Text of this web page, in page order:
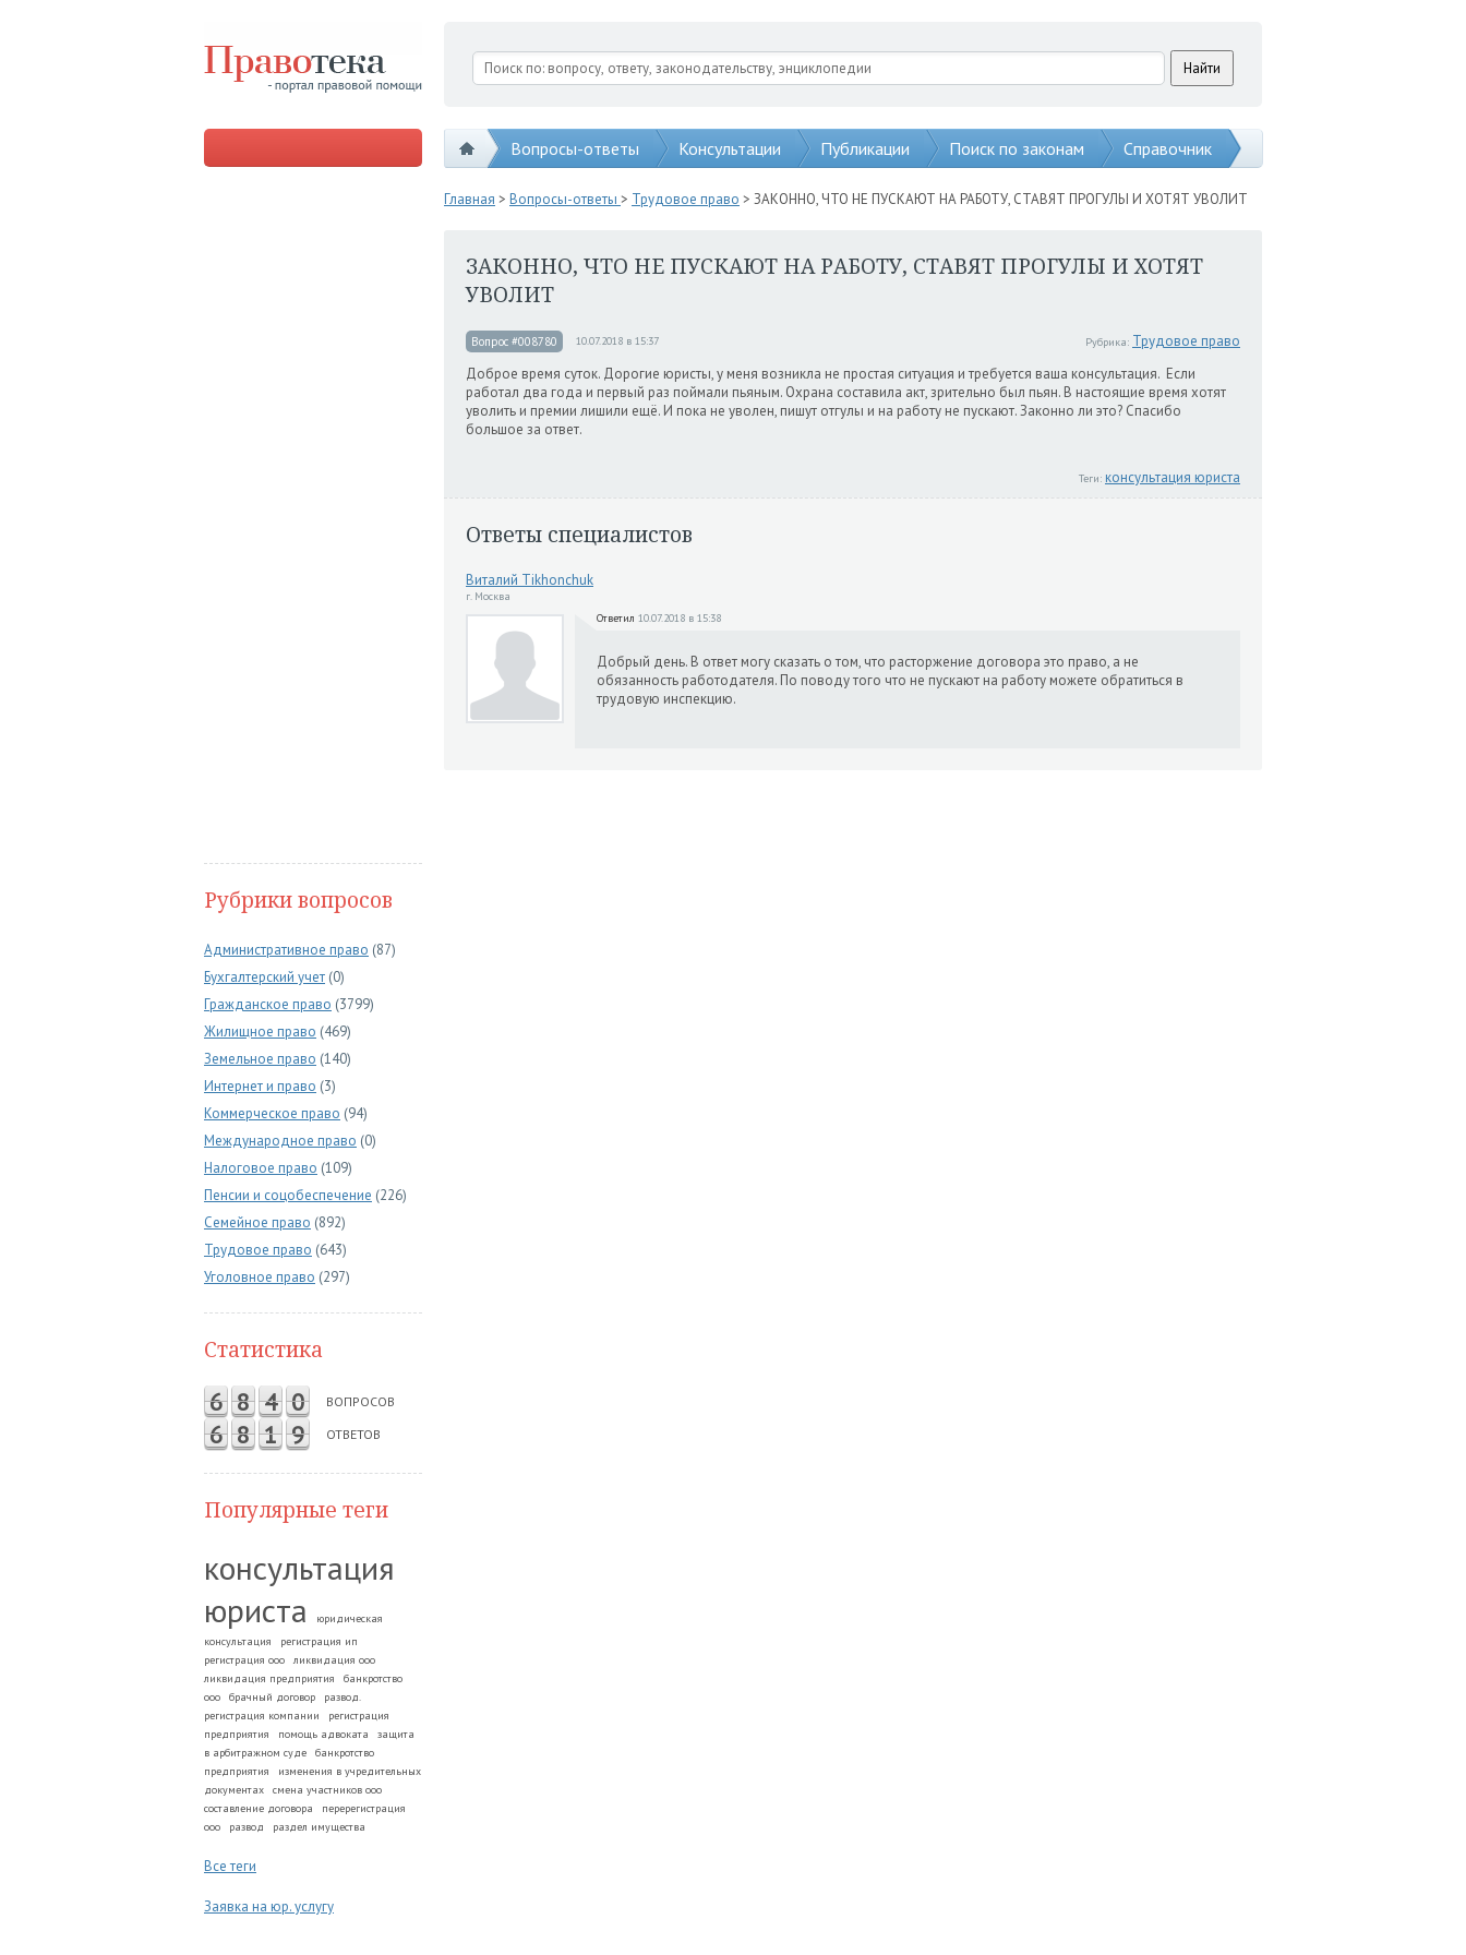
Вопросы-ответы Консультации Публикации Поиск по законам Справочник
Рубрики вопросов
Административное право (87)
Бухгалтерский учет (0)
Гражданское право (3799)
Жилищное право (469)
Земельное право (140)
Интернет и право (3)
Коммерческое право (94)
Международное право (0)
Налоговое право (109)
Пенсии и соцобеспечение (226)
Семейное право (892)
Трудовое право (643)
Уголовное право (297)
Статистика
6 8 4 0 ВОПРОСОВ
6 8 1 9 ОТВЕТОВ
Популярные теги
консультация
юриста
юридическая
консультация
регистрация ип
регистрация ооо
ликвидация ооо
ликвидация предприятия
банкротство
ооо
брачный договор
развод.
регистрация компании
регистрация
предприятия
помощь адвоката
защита
в арбитражном суде
банкротство
предприятия
изменения в учредительных
документах
смена участников ооо
составление договора
перерегистрация
ооо
развод раздел имущества
Все теги
Заявка на юр. услугу
Главная > Вопросы-ответы > Трудовое право > ЗАКОННО, ЧТО НЕ ПУСКАЮТ НА РАБОТУ, СТАВЯТ ПРОГУЛЫ И ХОТЯТ УВОЛИТ
ЗАКОННО, ЧТО НЕ ПУСКАЮТ НА РАБОТУ, СТАВЯТ ПРОГУЛЫ И ХОТЯТ
УВОЛИТ
Вопрос #008780 10.07.2018 в 15:37 Рубрика: Трудовое право
Доброе время суток. Дорогие юристы, у меня возникла не простая ситуация и требуется ваша консультация. Если
работал два года и первый раз поймали пьяным. Охрана составила акт, зрительно был пьян. В настоящие время хотят
уволить и премии лишили ещё. И пока не уволен, пишут отгулы и на работу не пускают. Законно ли это? Спасибо
большое за ответ.
Теги: консультация юриста
Ответы специалистов
Виталий Tikhonchuk
г. Москва
Ответил 10.07.2018 в 15:38
Добрый день. В ответ могу сказать о том, что расторжение договора это право, а не
обязанность работодателя. По поводу того что не пускают на работу можете обратиться в
трудовую инспекцию.